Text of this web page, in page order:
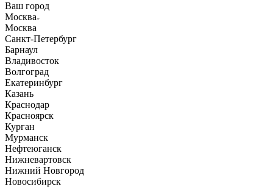
Ваш город
Москва
Москва
Санкт-Петербург
Барнаул
Владивосток
Волгоград
Екатеринбург
Казань
Краснодар
Красноярск
Курган
Мурманск
Нефтеюганск
Нижневартовск
Нижний Новгород
Новосибирск